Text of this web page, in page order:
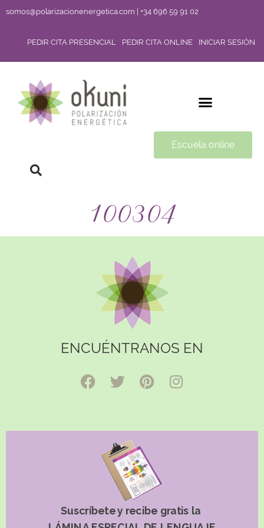
somos@polarizacionenergetica.com | +34 696 59 91 02
PEDIR CITA PRESENCIAL PEDIR CITA ONLINE INICIAR SESIÓN
Escuela online
100304
ENCUÉNTRANOS EN
Suscríbete y recibe gratis la